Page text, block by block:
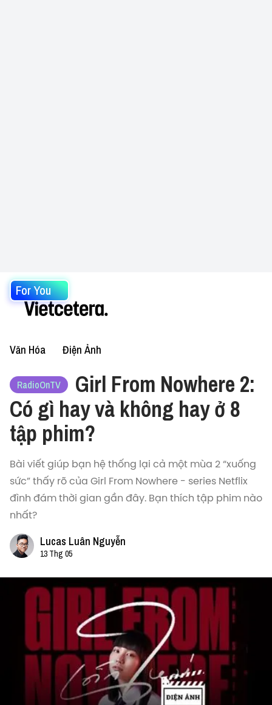
For You
Văn Hóa Điện Ảnh
RadioOnTV
Girl From Nowhere 2:
Có gì hay và không hay ở 8
tập phim?
Bài viết giúp bạn hệ thống lại cả một mùa 2 “xuống
sức” thấy rõ của Girl From Nowhere - series Netflix
đình đám thời gian gần đây. Bạn thích tập phim nào
nhất?
Lucas Luân Nguyễn
13 Thg 05